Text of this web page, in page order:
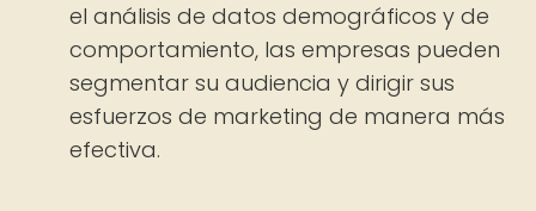
el análisis de datos demográficos y de
comportamiento, las empresas pueden
segmentar su audiencia y dirigir sus
esfuerzos de marketing de manera más
efectiva.